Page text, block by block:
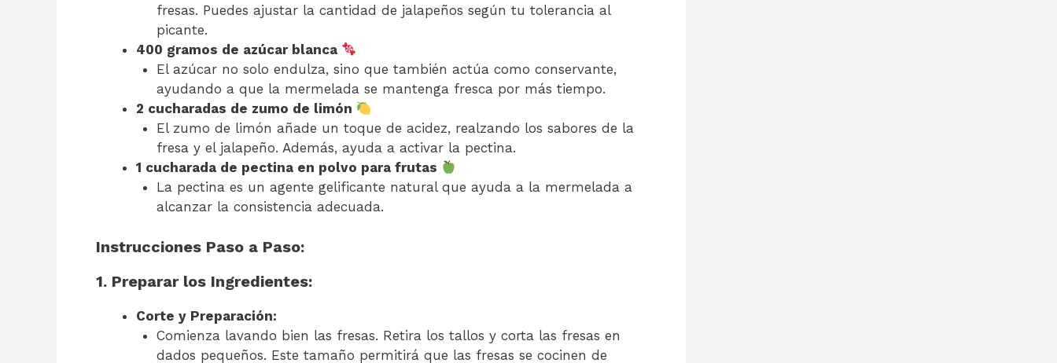
fresas. Puedes ajustar la cantidad de jalapeños según tu tolerancia al
picante.
400 gramos de azúcar blanca
El azúcar no solo endulza, sino que también actúa como conservante,
ayudando a que la mermelada se mantenga fresca por más tiempo.
2 cucharadas de zumo de limón
El zumo de limón añade un toque de acidez, realzando los sabores de la
fresa y el jalapeño. Además, ayuda a activar la pectina.
1 cucharada de pectina en polvo para frutas
La pectina es un agente gelificante natural que ayuda a la mermelada a
alcanzar la consistencia adecuada.
Instrucciones Paso a Paso:
1. Preparar los Ingredientes:
Corte y Preparación:
Comienza lavando bien las fresas. Retira los tallos y corta las fresas en
dados pequeños. Este tamaño permitirá que las fresas se cocinen de